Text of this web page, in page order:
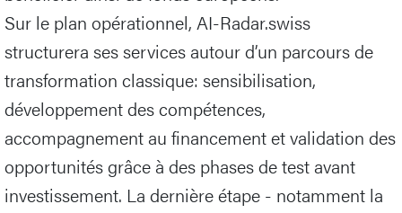
Sur le plan opérationnel, AI-Radar.swiss
structurera ses services autour d’un parcours de
transformation classique: sensibilisation,
développement des compétences,
accompagnement au financement et validation des
opportunités grâce à des phases de test avant
investissement. La dernière étape - notamment la